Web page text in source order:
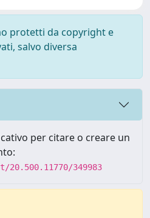
protetti da copyright e
salvo diversa
per citare o creare un
349983